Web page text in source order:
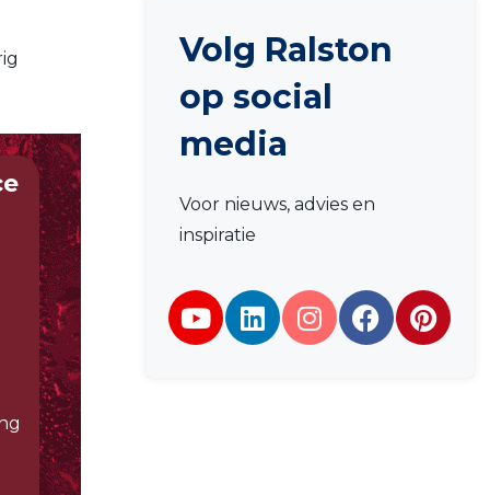
Volg Ralston
op social
media
Voor nieuws, advies en
inspiratie